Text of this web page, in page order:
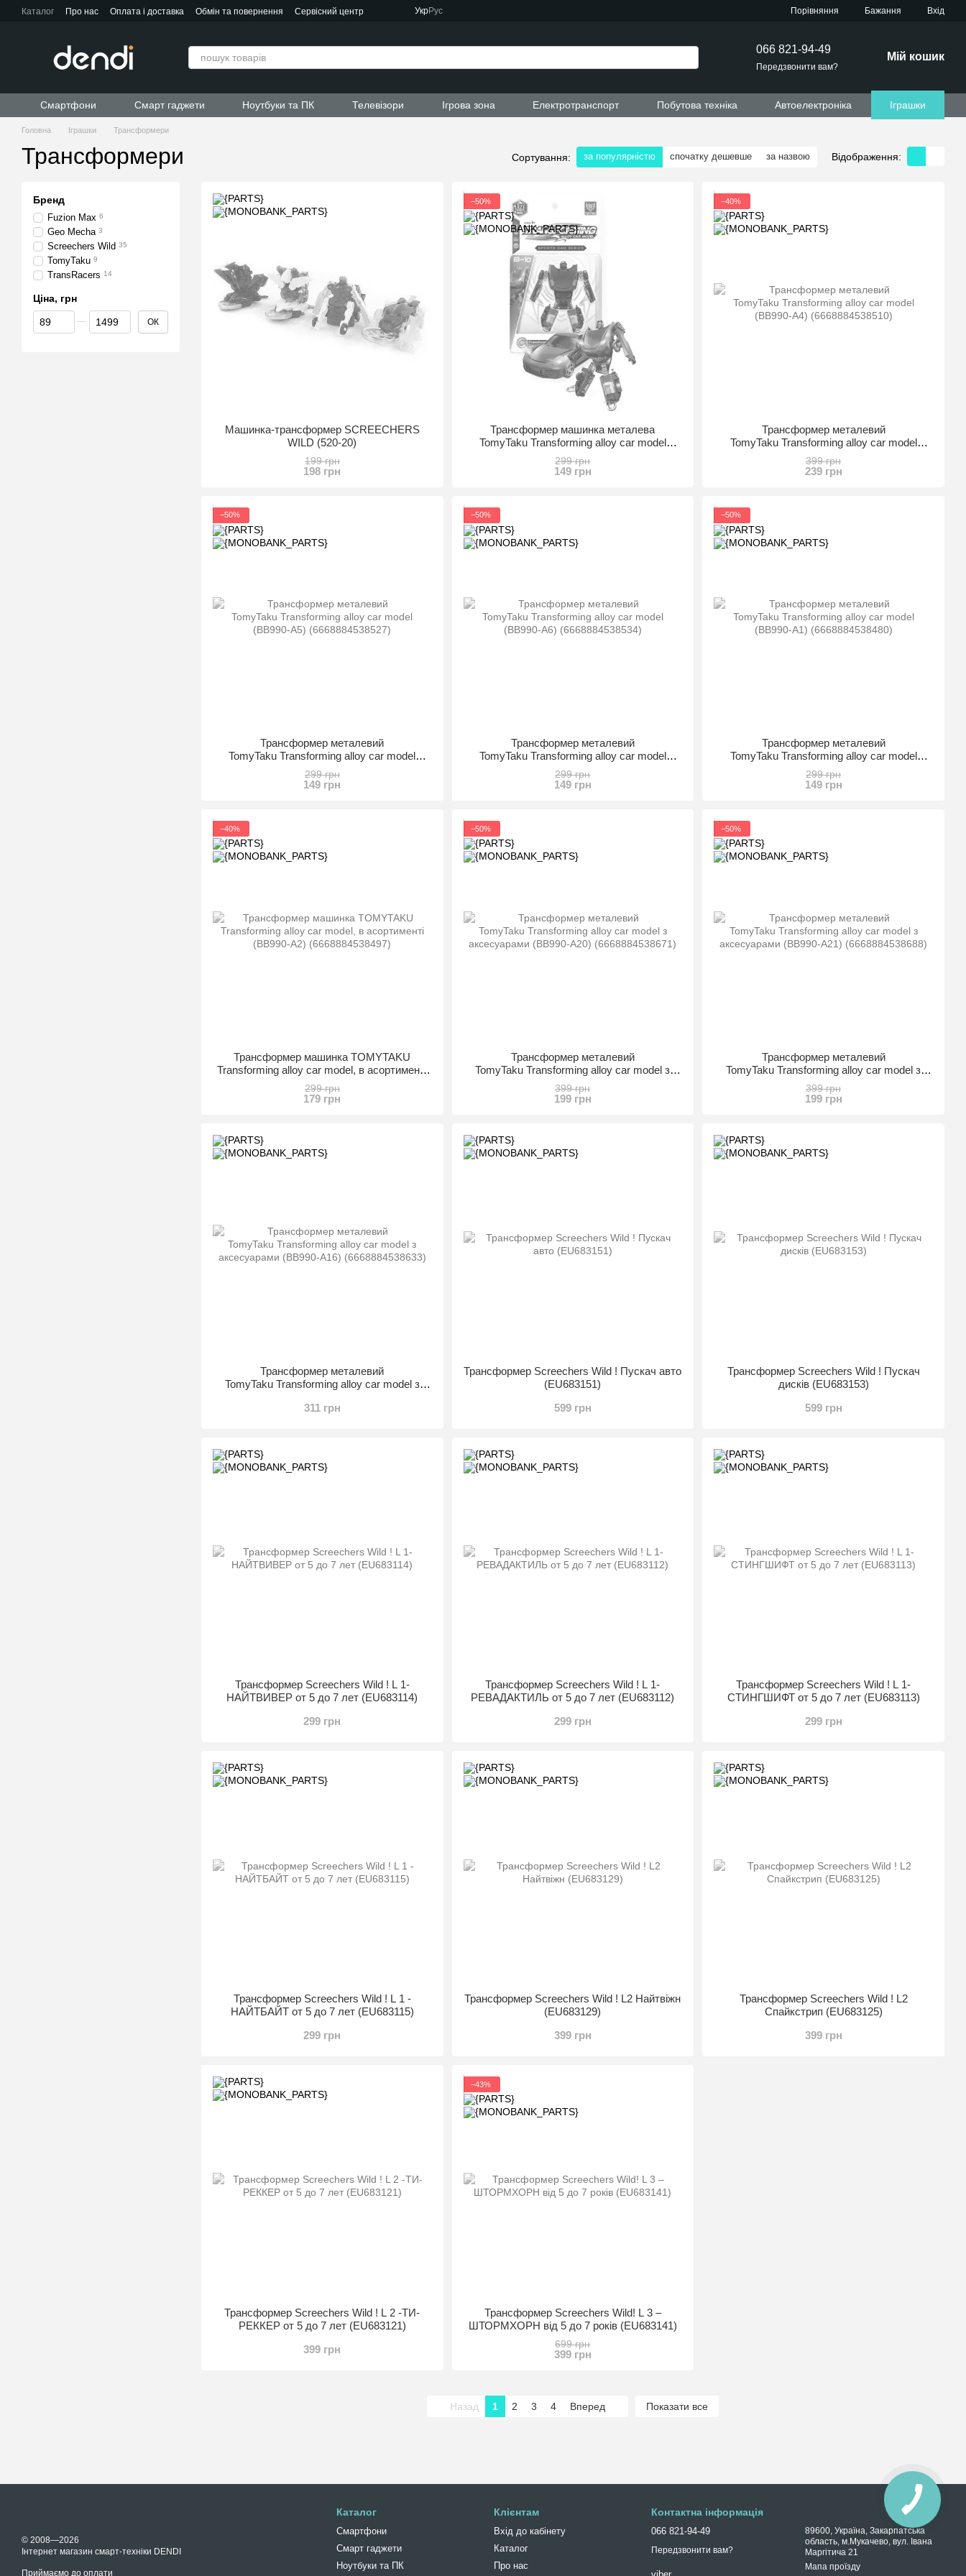
Перейти до основного контенту
Каталог Про нас Оплата і доставка Обмін та повернення
Сервісний центр
УкрРус Порівняння Бажання Вхід
066 821-94-49
Передзвонити вам?
Мій кошик
Смартфони Смарт гаджети Ноутбуки та ПК Телевізори Ігрова зона Електротранспорт Побутова техніка Автоелектроніка Іграшки
Головна Іграшки Трансформери
Трансформери Сортування: за популярністю спочатку дешевше за назвою Відображення:
Машинка-трансформер SCREECHERS
WILD (520-20)
199 грн
198 грн
−50%
Трансформер машинка металева
TomyTaku Transforming alloy car model
(BB990-A3) (6668884538503)
299 грн
149 грн
−40%
Трансформер металевий
TomyTaku Transforming alloy car model
(BB990-A4) (6668884538510)
399 грн
239 грн
−50%
Трансформер металевий
TomyTaku Transforming alloy car model
(BB990-A5) (6668884538527)
299 грн
149 грн
−50%
Трансформер металевий
TomyTaku Transforming alloy car model
(BB990-A6) (6668884538534)
299 грн
149 грн
−50%
Трансформер металевий
TomyTaku Transforming alloy car model
(BB990-A1) (6668884538480)
299 грн
149 грн
−40%
Трансформер машинка TOMYTAKU
Transforming alloy car model, в асортименті
(BB990-A2) (6668884538497)
299 грн
179 грн
−50%
Трансформер металевий
TomyTaku Transforming alloy car model з
аксесуарами (BB990-A20) (6668884538671)
399 грн
199 грн
−50%
Трансформер металевий
TomyTaku Transforming alloy car model з
аксесуарами (BB990-A21) (6668884538688)
399 грн
199 грн
Трансформер металевий
TomyTaku Transforming alloy car model з
311 грн
Трансформер Screechers Wild ! Пускач авто
(EU683151)
599 грн
Трансформер Screechers Wild ! Пускач
дисків (EU683153)
599 грн
Трансформер Screechers Wild ! L 1-
НАЙТВИВЕР от 5 до 7 лет (EU683114)
299 грн
Трансформер Screechers Wild ! L 1-
РЕВАДАКТИЛЬ от 5 до 7 лет (EU683112)
299 грн
Трансформер Screechers Wild ! L 1-
СТИНГШИФТ от 5 до 7 лет (EU683113)
299 грн
Трансформер Screechers Wild ! L 1 -
НАЙТБАЙТ от 5 до 7 лет (EU683115)
299 грн
Трансформер Screechers Wild ! L2 Найтвіжн
(EU683129)
399 грн
Трансформер Screechers Wild ! L2
Спайкстрип (EU683125)
399 грн
Трансформер Screechers Wild ! L 2 -ТИ-
РЕККЕР от 5 до 7 лет (EU683121)
399 грн
−43%
Трансформер Screechers Wild! L 3 –
ШТОРМХОРН від 5 до 7 років (EU683141)
699 грн
399 грн
Назад 1 2 3 4 Вперед Показати все
Бренд
Fuzion Max 6
Geo Mecha 3
Screechers Wild 35
TomyTaku 9
TransRacers 14
Ціна, грн
Від Ціна, грн
До Ціна, грн ОК
© 2008—2026
Інтернет магазин смарт-техніки DENDI
Приймаємо до оплати
Каталог
Смартфони
Смарт гаджети
Ноутбуки та ПК
Клієнтам
Вхід до кабінету
Каталог
Про нас
Контактна інформація
066 821-94-49
Передзвонити вам?
89600, Україна, Закарпатська
область, м.Мукачево, вул. Івана
Маргітича 21
Мапа проїзду